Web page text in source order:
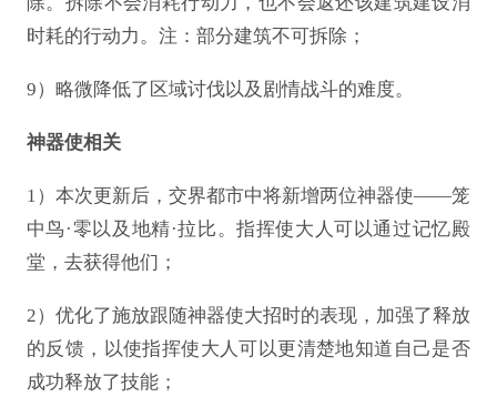
时耗的行动力。注：部分建筑不可拆除；
9）略微降低了区域讨伐以及剧情战斗的难度。
神器使相关
1）本次更新后，交界都市中将新增两位神器使——笼
中鸟·零以及地精·拉比。指挥使大人可以通过记忆殿
堂，去获得他们；
2）优化了施放跟随神器使大招时的表现，加强了释放
的反馈，以使指挥使大人可以更清楚地知道自己是否
成功释放了技能；